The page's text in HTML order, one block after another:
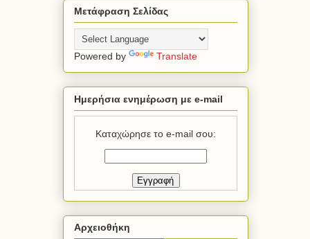
Μετάφραση Σελίδας
Powered by Translate
Ημερήσια ενημέρωση με e-mail
Καταχώρησε το e-mail σου:
Αρχειοθήκη